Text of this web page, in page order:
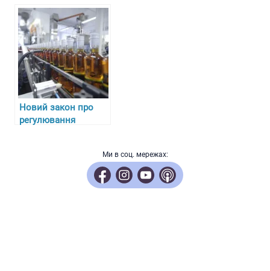
охоронну
діяльність?
Новий закон про
регулювання
Ми в соц. мережах: